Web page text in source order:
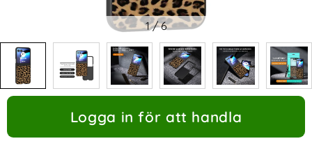
1/6
Logga in för att handla